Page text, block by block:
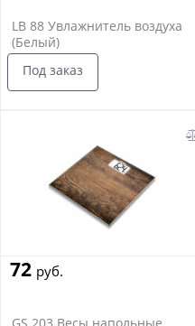
LB 88 Увлажнитель воздуха
(Белый)
Под заказ
72 руб.